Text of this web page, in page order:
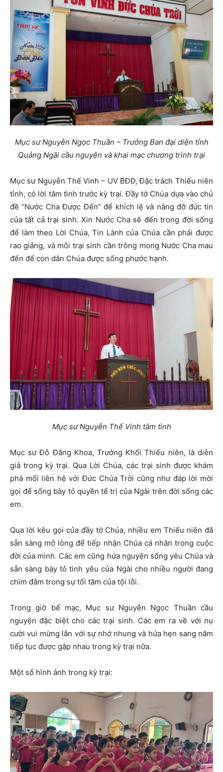
Mục sư Nguyễn Ngọc Thuần – Trưởng Ban đại diện tỉnh
Quảng Ngãi cầu nguyện và khai mạc chương trình trại
Mục sư Nguyễn Thế Vinh – UV BĐD, Đặc trách Thiếu niên
tỉnh, có lời tâm tình trước kỳ trại. Đầy tớ Chúa dựa vào chủ
đề “Nước Cha Được Đến” để khích lệ và nâng đỡ đức tin
của tất cả trại sinh. Xin Nước Cha sẽ đến trong đời sống
để làm theo Lời Chúa, Tin Lành của Chúa cần phải được
rao giảng, và mỗi trại sinh cần trông mong Nước Cha mau
đến để con dân Chúa được sống phước hạnh.
Mục sư Nguyễn Thế Vinh tâm tình
Mục sư Đỗ Đăng Khoa, Trưởng Khối Thiếu niên, là diễn
giả trong kỳ trại. Qua Lời Chúa, các trại sinh được khám
phá mối liên hệ với Đức Chúa Trời cũng như đáp lời mời
gọi để sống bày tỏ quyền tể trị của Ngài trên đời sống các
em.
Qua lời kêu gọi của đầy tớ Chúa, nhiều em Thiếu niên đã
sẵn sàng mở lòng để tiếp nhận Chúa cá nhân trong cuộc
đời của mình. Các em cũng hứa nguyện sống yêu Chúa và
sẵn sàng bày tỏ tình yêu của Ngài cho nhiều người đang
chìm đắm trong sự tối tăm của tội lỗi.
Trong giờ bế mạc, Mục sư Nguyễn Ngọc Thuần cầu
nguyện đặc biệt cho các trại sinh. Các em ra về với nụ
cười vui mừng lẫn với sự nhớ nhung và hứa hẹn sang năm
tiếp tục được gặp nhau trong kỳ trại nữa.
Một số hình ảnh trong kỳ trại: